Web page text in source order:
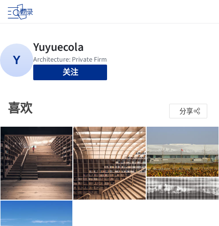
登录
关注
喜欢 分享